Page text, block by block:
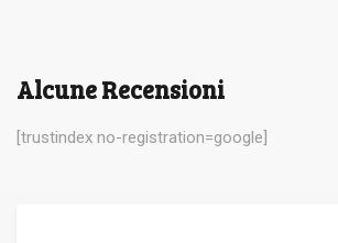
Alcune Recensioni
[trustindex no-registration=google]